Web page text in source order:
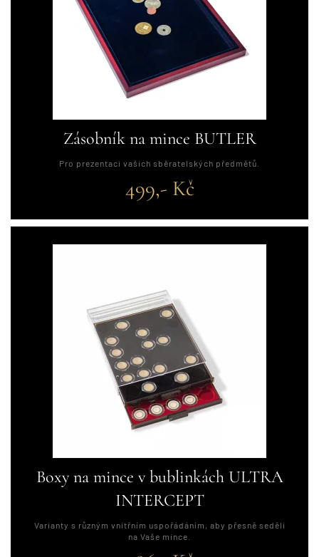
Zásobník na mince BUTLER
Pro prezentaci vašich sběratelských předmětů.
499,- Kč
Boxy na mince v bublinkách ULTRA
INTERCEPT
Varianty s různým vnitřním uspořádáním, aby přesně seděli
na Vaše mince.